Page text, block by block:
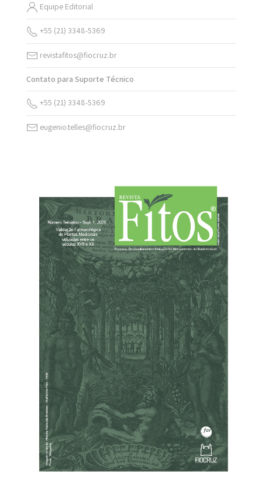
Equipe Editorial
+55 (21) 3348-5369
revistafitos@fiocruz.br
Contato para Suporte Técnico
+55 (21) 3348-5369
eugenio.telles@fiocruz.br